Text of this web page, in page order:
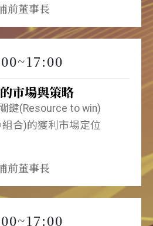
前董事長
市場與策略
鍵(Resource to win)
合)的獲利市場定位
前董事長